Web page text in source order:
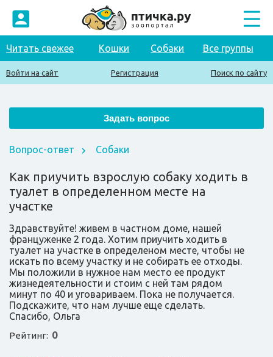
Читать свежее Кошки Собаки Все группы
Войти на сайт Регистрация Поиск по сайту
Вопрос-ответ Собаки
Как приучить взрослую собаку ходить в
туалет в определенном месте на
участке
Здравствуйте! живем в частном доме, нашей
француженке 2 года. Хотим приучить ходить в
туалет на участке в определеном месте, чтобы не
искать по всему участку и не собирать ее отходы.
Мы положили в нужное нам место ее продукт
жизнедеятельности и стоим с ней там рядом
минут по 40 и уговариваем. Пока не получается.
Подскажите, что нам лучше еще сделать.
Спасибо, Ольга
Рейтинг: 0